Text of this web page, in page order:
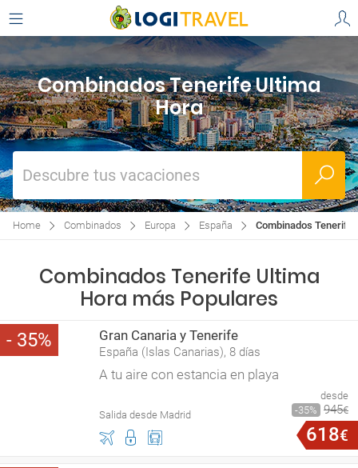
Combinados Tenerife Ultima
Hora
Descubre tus vacaciones
Home Combinados Europa España Combinados Tenerife
Combinados Tenerife Ultima
Hora más Populares
35 Gran Canaria y Tenerife
España (Islas Canarias), 8 días
A tu aire con estancia en playa
Salida desde Madrid
desde
35
945€
618€